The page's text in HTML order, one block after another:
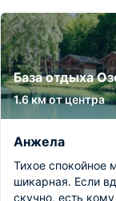
База отдыха
1.6 км от центра
Анжела
Тихое спокойное
шикарная. Если
скучно, есть